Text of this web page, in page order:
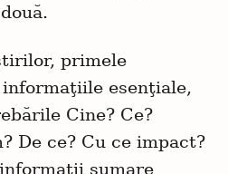
primele
esenţiale,
Cine? Ce?
De ce? Cu ce impact?
sumare